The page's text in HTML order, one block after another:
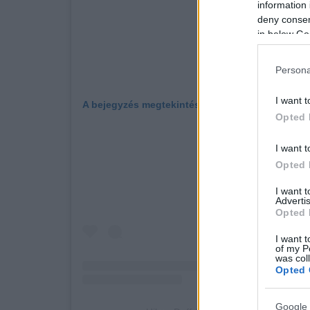
information
deny
in below
I want
Opted
I want
Opted
I want
Opted
I want
of my
was
Opted
Google
A bejegyzés megtekintése az Instagramon